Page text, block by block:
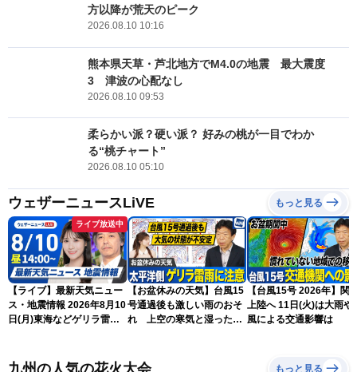
方以降が荒天のピーク
2026.08.10 10:16
熊本県天草・芦北地方でM4.0の地震 最大震度
3 津波の心配なし
2026.08.10 09:53
柔らかい派？硬い派？ 好みの桃が一目でわか
る“桃チャート”
2026.08.10 05:10
ウェザーニュースLiVE もっと見る
ライブ放送中
【ライブ】最新天気ニュー
ス・地震情報 2026年8月10
日(月)東海などゲリラ雷雨
ースLiVEアフタヌーン・戸
【お盆休みの天気】台風15
号通過後も激しい雨のおそ
れ 上空の寒気と湿った空
【台風15号 2026年】関
上陸へ 11日(火)は大雨や
風による交通影響は
九州の人気の花火大会 もっと見る